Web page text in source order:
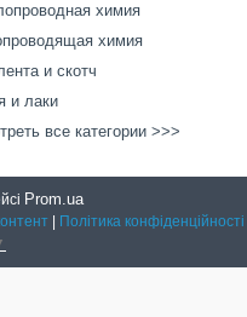
химия
химия
и скотч
и лаки
все категории >>>
Prom.ua
Політика конфіденційності